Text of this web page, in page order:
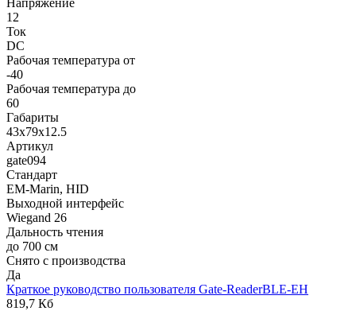
12
Ток
DC
Рабочая температура от
-40
Рабочая температура до
60
Габариты
43х79х12.5
Артикул
gate094
Cтандарт
EM-Marin, HID
Выходной интерфейс
Wiegand 26
Дальность чтения
до 700 см
Снято с производства
Да
Краткое руководство пользователя Gate-ReaderBLE-EH
819,7 Кб